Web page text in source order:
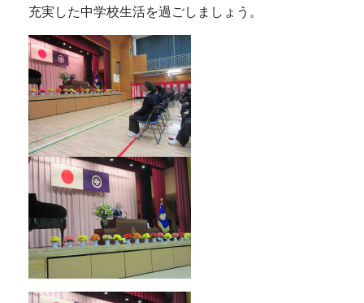
充実した中学校生活を過ごしましょう。